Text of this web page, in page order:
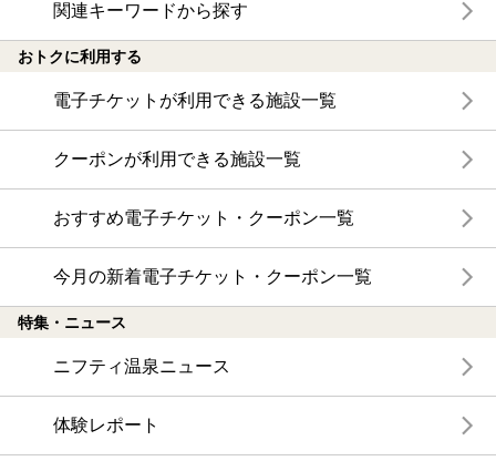
関連キーワードから探す
おトクに利用する
電子チケットが利用できる施設一覧
クーポンが利用できる施設一覧
おすすめ電子チケット・クーポン一覧
今月の新着電子チケット・クーポン一覧
特集・ニュース
ニフティ温泉ニュース
体験レポート